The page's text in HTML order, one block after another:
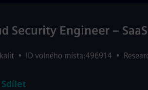
Security Engineer –
• ID volného místa:496914 •
Sdílet